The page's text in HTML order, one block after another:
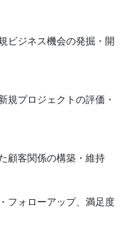
ビジネス機会の発掘・開
規プロジェクトの評価・
顧客関係の構築・維持
フォローアップ、満足度